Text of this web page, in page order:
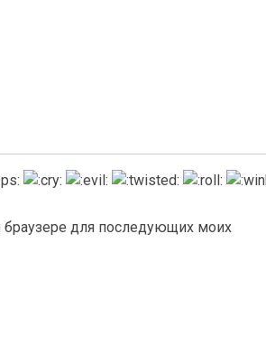
браузере для последующих моих